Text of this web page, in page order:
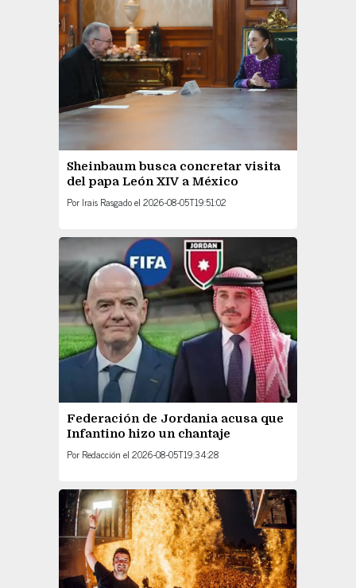
Sheinbaum busca concretar visita
del papa León XIV a México
Por Irais Rasgadoel 2026-08-05T19:51:02
Federación de Jordania acusa que
Infantino hizo un chantaje
Por Redacción el 2026-08-05T19:34:28